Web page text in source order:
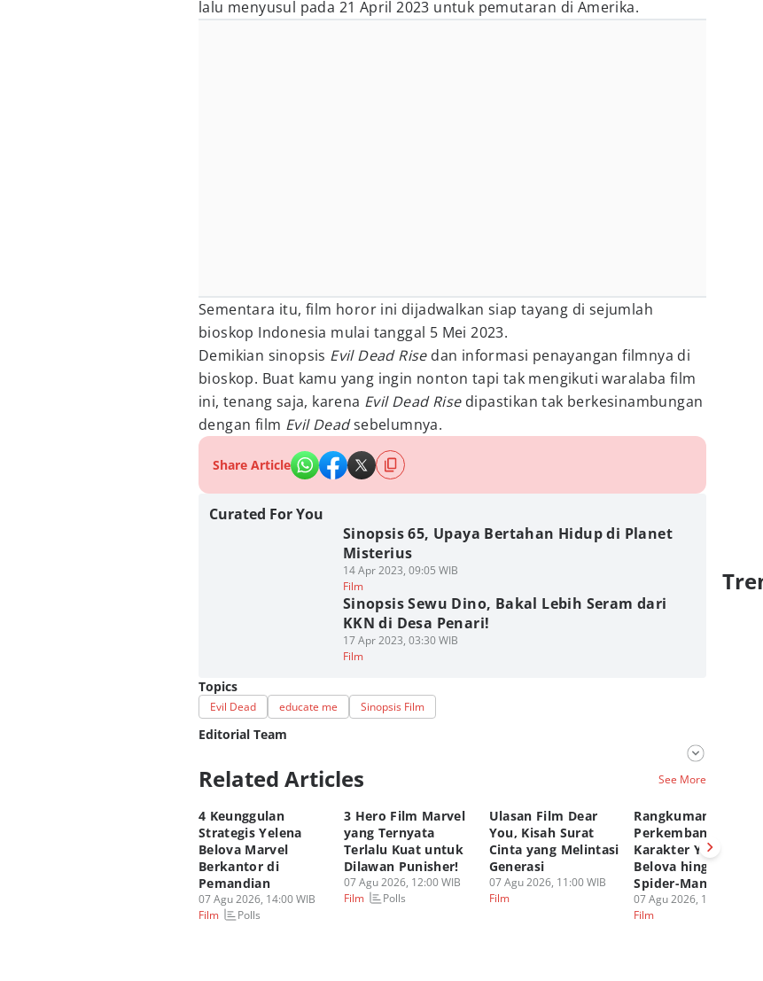
lalu menyusul pada 21 April 2023 untuk pemutaran di Amerika.
Sementara itu, film horor ini dijadwalkan siap tayang di sejumlah
bioskop Indonesia mulai tanggal 5 Mei 2023.
Demikian sinopsis Evil Dead Rise dan informasi penayangan filmnya di
bioskop. Buat kamu yang ingin nonton tapi tak mengikuti waralaba film
ini, tenang saja, karena Evil Dead Rise dipastikan tak berkesinambungan
dengan film Evil Deadsebelumnya.
Share Article
Curated For You
Sinopsis 65, Upaya Bertahan Hidup di Planet
Misterius
14 Apr 2023, 09:05 WIB
Film
Sinopsis Sewu Dino, Bakal Lebih Seram dari
KKN di Desa Penari!
17 Apr 2023, 03:30 WIB
Film
Topics
Evil Dead educate me Sinopsis Film
Editorial Team
Editor
Fahrul Razi Uni Nurullah
Editor
Viky Nursyafira
Related Articles See More
4 Keunggulan
Strategis Yelena
Belova Marvel
Berkantor di
Pemandian
07 Agu 2026, 14:00 WIB
Film
Polls
3 Hero Film Marvel
yang Ternyata
Terlalu Kuat untuk
Dilawan Punisher!
07 Agu 2026, 12:00 WIB
Film
Polls
Ulasan Film Dear
You, Kisah Surat
Cinta yang Melintasi
Generasi
07 Agu 2026, 11:00 WIB
Film
Rangkuman
Perkembangan
Karakter Yelena
Belova hingga
Spider-Man BND
07 Agu 2026, 10:00 WIB
Film